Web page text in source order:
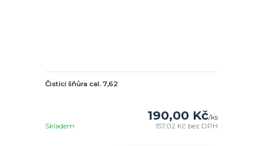
Čistící šňůra cal. 7,62
190,00 Kč/ks
157,02 Kč bez DPH
Skladem